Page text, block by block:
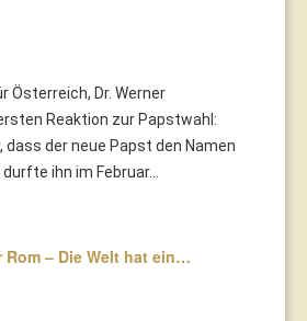
Österreich, Dr. Werner
Reaktion zur Papstwahl:
dass der neue Papst den Namen
ihn im Februar...
Rom – Die Welt hat ein…